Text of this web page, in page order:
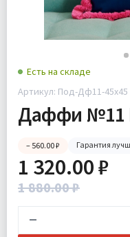
Есть на складе
Артикул: Под-Дф11-45х45
Даффи №11
– 560.00 ₽ Гарантия
1 320.00 ₽
1 880.00 ₽